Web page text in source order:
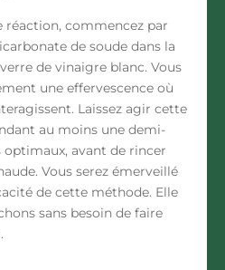
commencez par
de soude dans la
de vinaigre blanc. Vous
une effervescence où
Laissez agir cette
au moins une demi-
avant de rincer
Vous serez émerveillé
de cette méthode. Elle
sans besoin de faire